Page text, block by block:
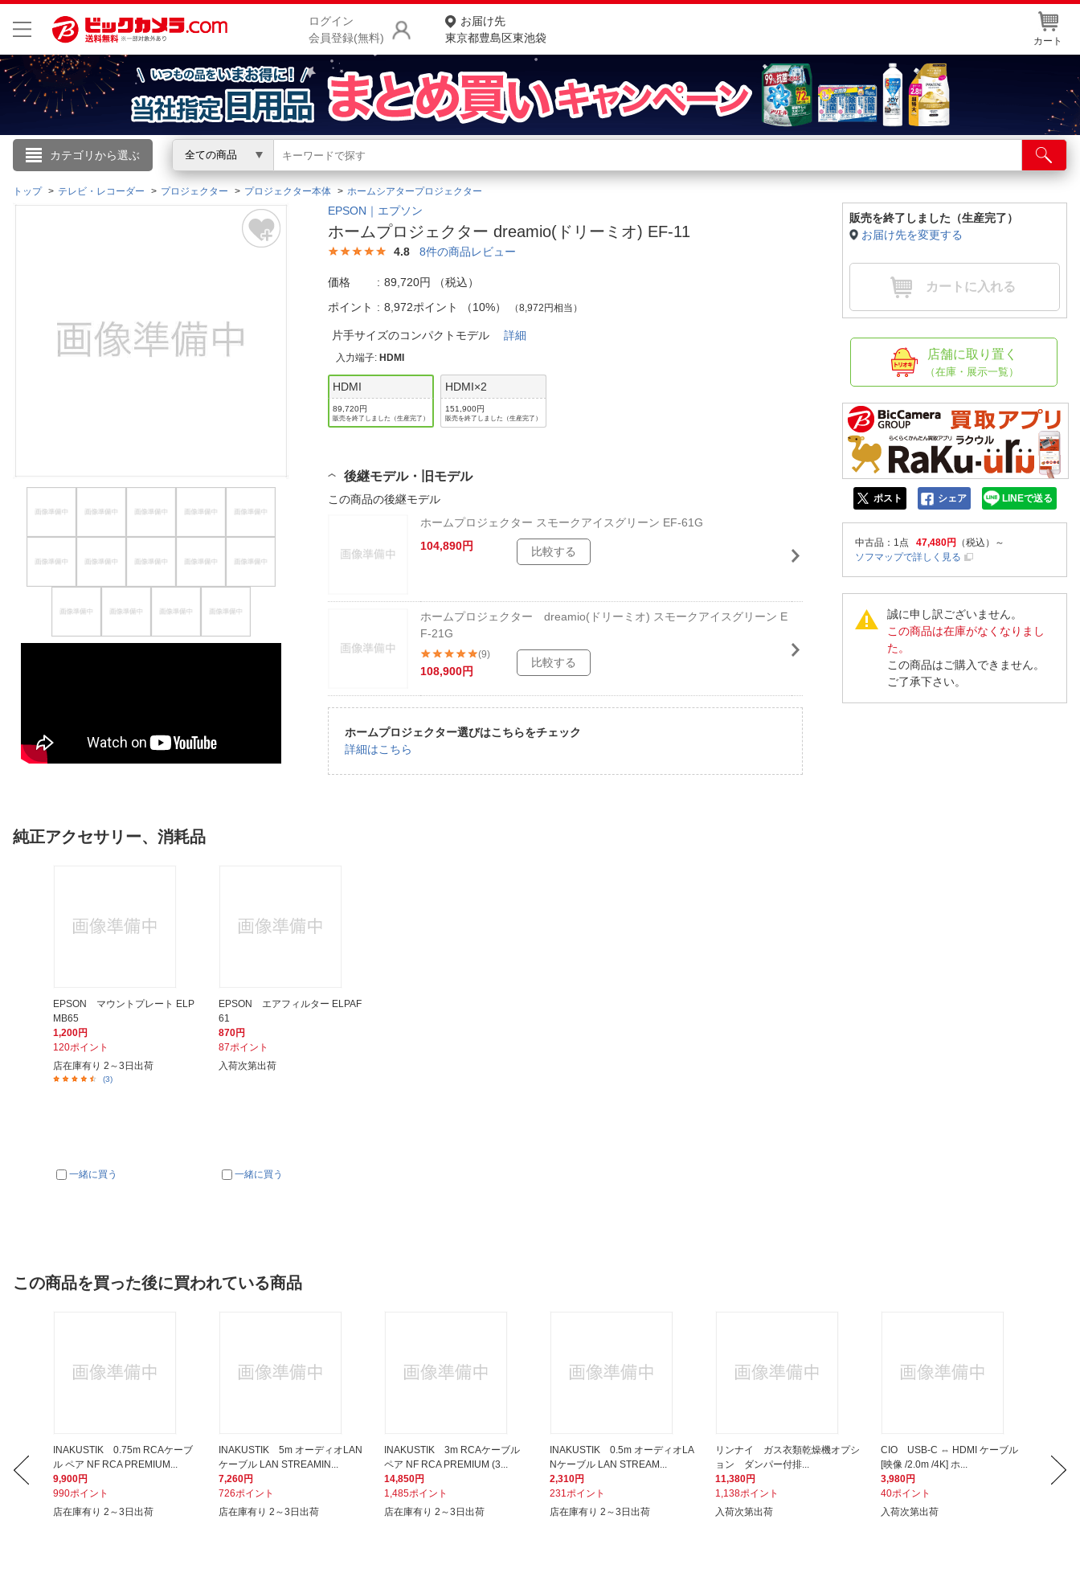
ログイン
会員登録(無料)
お届け先
東京都豊島区東池袋
カート
カテゴリから選ぶ 全ての商品
こんにちは
ログイン
閲覧履歴
商品をさがす
ランキングからさがす
カテゴリ一覧からさがす
お客様サポート
ご利用ガイド
ご利用規約
店舗サービス
ネット取り置き
トップ テレビ・レコーダー プロジェクター プロジェクター本体 ホームシアタープロジェクター
EPSON｜エプソン
ホームプロジェクター dreamio(ドリーミオ) EF-11
4.8 8件の商品レビュー
価格 89,720円
（税込）
ポイント
8,972ポイント （10%） （8,972円相当）
片手サイズのコンパクトモデル詳細
入力端子: HDMI
HDMI
89,720円
販売を終了しました（生産完了）
HDMI×2
151,900円
販売を終了しました（生産完了）
後継モデル・旧モデル
この商品の後継モデル
ホームプロジェクター スモークアイスグリーン EF-61G
比較する
104,890円
ホームプロジェクター dreamio(ドリーミオ) スモークアイスグリーン E
F-21G
比較する
(9)
108,900円
ホームプロジェクター選びはこちらをチェック
詳細はこちら
販売を終了しました（生産完了）
お届け先を変更する
カートに入れる
店舗に取り置く
（在庫・展示一覧）
ポスト シェア LINEで送る
中古品 ：1点 47,480円
（税込）～
ソフマップで詳しく見る
誠に申し訳ございません。
この商品は在庫がなくなりまし
た。
この商品はご購入できません。
ご了承下さい。
純正アクセサリー、消耗品
EPSON マウントプレート ELP
MB65
1,200円
120ポイント
店在庫有り 2～3日出荷
(3)
一緒に買う
EPSON エアフィルター ELPAF
61
870円
87ポイント
入荷次第出荷
一緒に買う
この商品を買った後に買われている商品
INAKUSTIK 0.75m RCAケーブ
ル ペア NF RCA PREMIUM...
9,900円
990ポイント
店在庫有り 2～3日出荷
INAKUSTIK 5m オーディオLAN
ケーブル LAN STREAMIN...
7,260円
726ポイント
店在庫有り 2～3日出荷
INAKUSTIK 3m RCAケーブル
ペア NF RCA PREMIUM (3...
14,850円
1,485ポイント
店在庫有り 2～3日出荷
INAKUSTIK 0.5m オーディオLA
Nケーブル LAN STREAM...
2,310円
231ポイント
店在庫有り 2～3日出荷
リンナイ ガス衣類乾燥機オプシ
ョン ダンパー付排...
11,380円
1,138ポイント
入荷次第出荷
CIO USB-C ⇔ HDMI ケーブル
[映像 /2.0m /4K] ホ...
3,980円
40ポイント
入荷次第出荷
ーブ
9,980円